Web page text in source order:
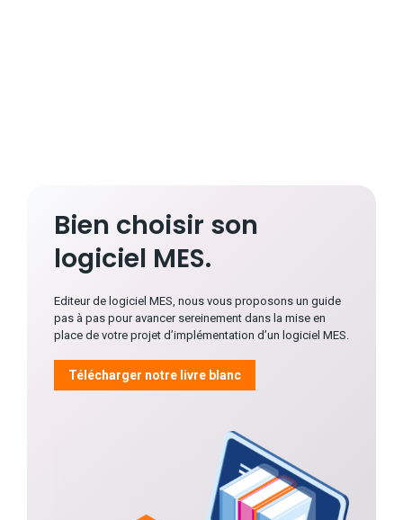
Bien choisir son
logiciel MES.
Editeur de logiciel MES, nous vous proposons un guide
pas à pas pour avancer sereinement dans la mise en
place de votre projet d’implémentation d’un logiciel MES.
Télécharger notre livre blanc